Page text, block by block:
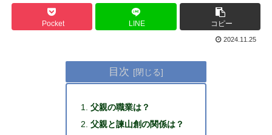
Pocket LINE コピー
2024.11.25
目次
父親の職業は？
父親と諫山創の関係は？